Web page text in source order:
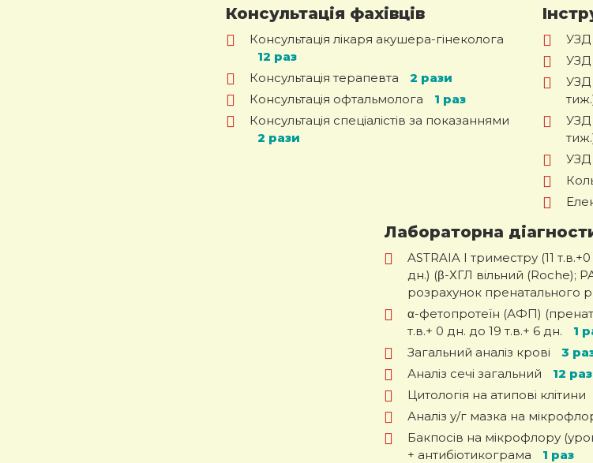
Консультація фахівців
Консультація лікаря акушера-гінеколога
12 раз
Консультація терапевта
2 рази
Консультація офтальмолога
1 раз
Консультація спеціалістів за показаннями
2 рази
УЗД
УЗД
УЗД
УЗД
УЗД
Лабораторна
ASTRAIA I триместру (11
дн.) (β-ХГЛ вільний (Roche);
розрахунок пренатального
α-фетопротеїн (АФП)
т.в.+ 0 дн. до 19 т.в.+ 6 дн.
1
Загальний аналіз крові
3
Аналіз сечі загальний
12 раз
Цитологія на атипові клітини
Аналіз у/г мазка на
Бакпосів на мікрофлору
+ антибіотикограма
1 раз